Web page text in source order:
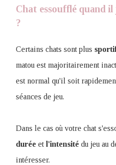
Chat essoufflé quand il
?
Certains chats sont plus
matou est majoritairement
est normal qu'il soit
séances de jeu.
Dans le cas où votre chat
durée et l'intensité du jeu au
intéresser.